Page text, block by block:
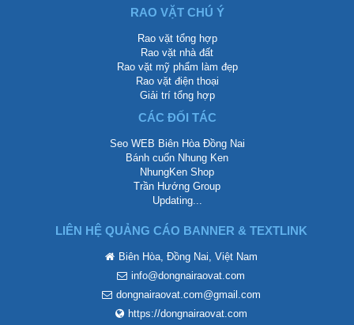
RAO VẶT CHÚ Ý
Rao vặt tổng hợp
Rao vặt nhà đất
Rao vặt mỹ phẩm làm đẹp
Rao vặt điện thoại
Giải trí tổng hợp
CÁC ĐỐI TÁC
Seo WEB Biên Hòa Đồng Nai
Bánh cuốn Nhung Ken
NhungKen Shop
Trần Hướng Group
Updating...
LIÊN HỆ QUẢNG CÁO BANNER & TEXTLINK
Biên Hòa, Đồng Nai, Việt Nam
info@dongnairaovat.com
dongnairaovat.com@gmail.com
https://dongnairaovat.com